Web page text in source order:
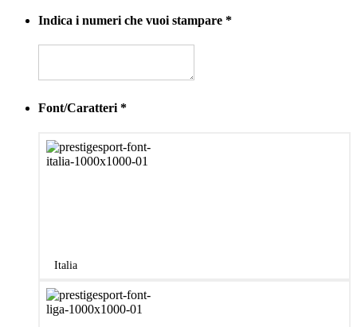
Indica i numeri che vuoi stampare *
Font/Caratteri *
Italia